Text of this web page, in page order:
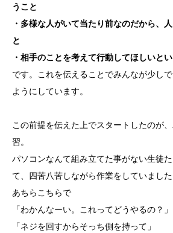
うこと
・多様な人がいて当たり前なのだから、
と
・相手のことを考えて行動してほしいと
です。これを伝えることでみんなが少し
ようにしています。
この前提を伝えた上でスタートしたのが
習。
パソコンなんて組み立てた事がない生徒
て、四苦八苦しながら作業をしていました
あちらこちらで
「わかんなーい。これってどうやるの？」
「ネジを回すからそっち側を持って」